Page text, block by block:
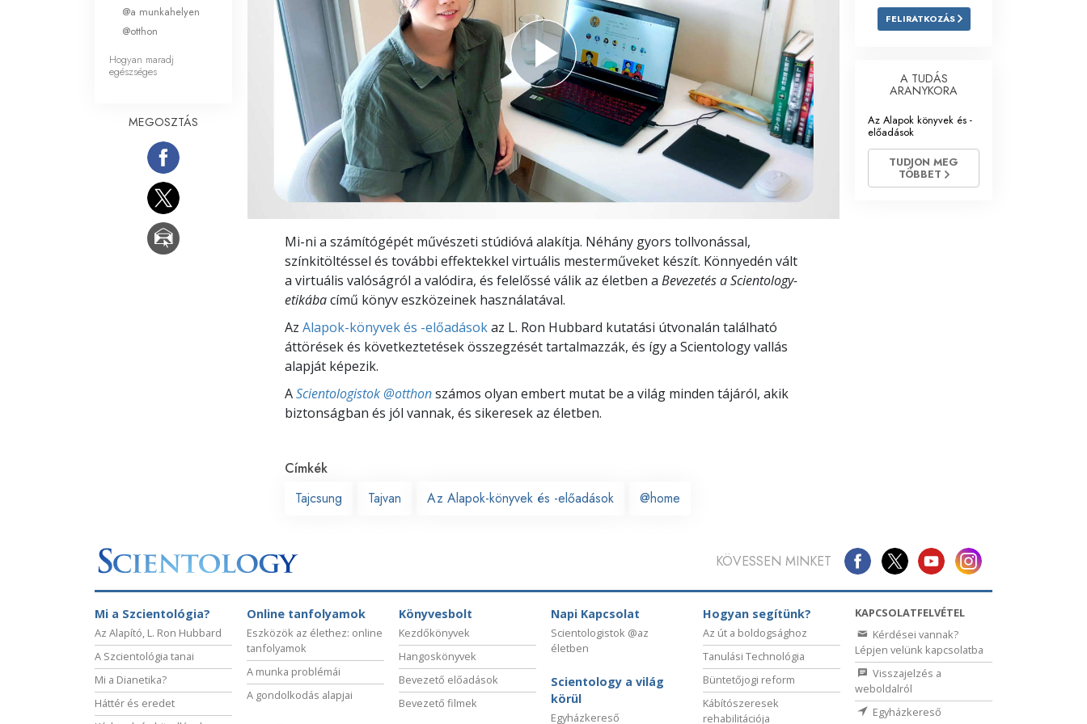
Mi a nagyság?
Megoldások a drogokra
Gyerekek
Eszközök a munkahelyen
Az etika és az állapotok
Az elnyomás oka
A szervezés alapjai
Mi-ni a számítógépét művészeti stúdióvá alakítja. Néhány gyors tollvonással,
színkitöltéssel és további effektekkel virtuális mesterműveket készít. Könnyedén vált
a virtuális valóságról a valódira, és felelőssé válik az életben a Bevezetés a Scientology-
etikábacímű könyv eszközeinek használatával.
Az Alapok-könyvek és -előadásokaz L. Ron Hubbard kutatási útvonalán található
áttörések és következtetések összegzését tartalmazzák, és így a Scientology vallás
alapját képezik.
AScientologistok @otthonszámos olyan embert mutat be a világ minden tájáról, akik
biztonságban és jól vannak, és sikeresek az életben.
Címkék
Tajcsung
Tajvan Az Alapok-könyvek és -előadások @home
@a munkahelyen
@otthon
Hogyan maradj
egészséges
MEGOSZTÁS
FELIRATKOZÁS
A TUDÁS
ARANYKORA
Az Alapok könyvek és -
előadások
TUDJON MEG
TÖBBET
KÖVESSEN MINKET
Mi a Szcientológia?
Az Alapító, L. Ron Hubbard
A Szcientológia tanai
Mi a Dianetika?
Háttér és eredet
Online tanfolyamok
Eszközök az élethez: online
tanfolyamok
A munka problémái
A gondolkodás alapjai
Könyvesbolt
Kezdőkönyvek
Hangoskönyvek
Bevezető előadások
Bevezető filmek
Napi Kapcsolat
Scientologistok @az
életben
Scientology a világ
körül
Egyházkereső
Hogyan segítünk?
Az út a boldogsághoz
Tanulási Technológia
Büntetőjogi reform
Kábítószeresek
rehabilitációja
KAPCSOLATFELVÉTEL
Kérdései vannak?
Lépjen velünk kapcsolatba
Visszajelzés a
weboldalról
Egyházkereső